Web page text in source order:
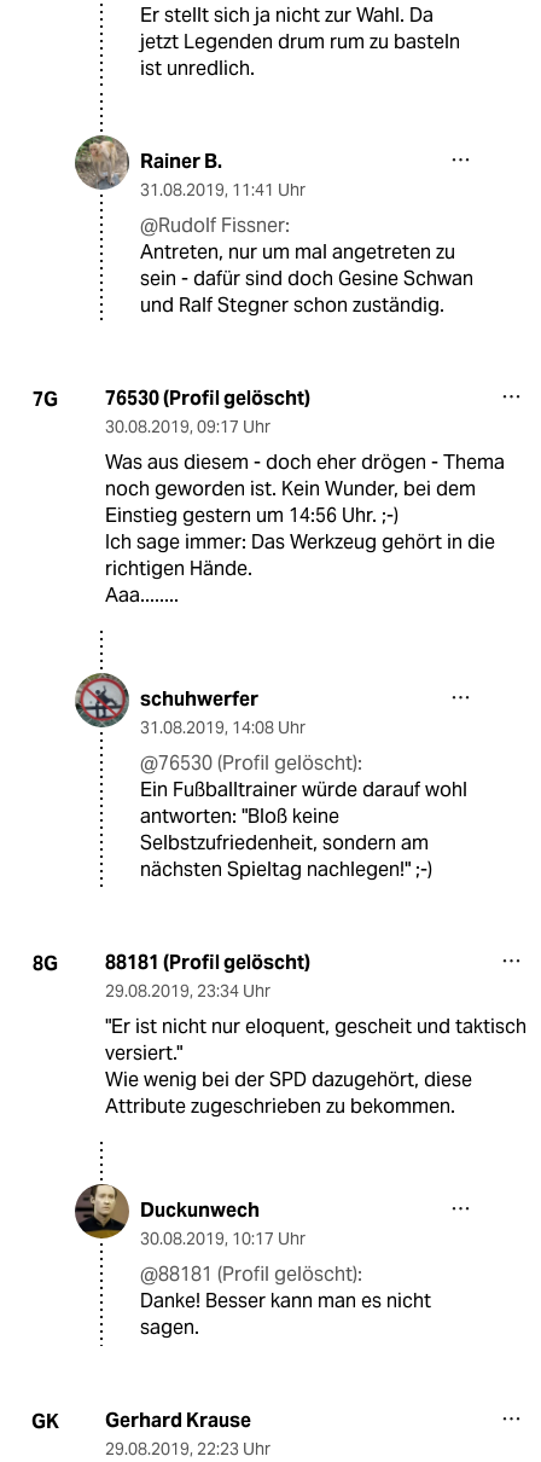
Er stellt sich ja nicht zur Wahl. Da
jetzt Legenden drum rum zu basteln
ist unredlich.
Rainer B.
31.08.2019, 11:41 Uhr
@Rudolf Fissner:
Antreten, nur um mal angetreten zu
sein - dafür sind doch Gesine Schwan
und Ralf Stegner schon zuständig.
7G 76530 (Profil gelöscht)
30.08.2019, 09:17 Uhr
Was aus diesem - doch eher drögen - Thema
noch geworden ist. Kein Wunder, bei dem
Einstieg gestern um 14:56 Uhr. ;-)
Ich sage immer: Das Werkzeug gehört in die
richtigen Hände.
Aaa........
schuhwerfer
31.08.2019, 14:08 Uhr
@76530 (Profil gelöscht):
Ein Fußballtrainer würde darauf wohl
antworten: "Bloß keine
Selbstzufriedenheit, sondern am
nächsten Spieltag nachlegen!" ;-)
8G 88181 (Profil gelöscht)
29.08.2019, 23:34 Uhr
"Er ist nicht nur eloquent, gescheit und taktisch
versiert."
Wie wenig bei der SPD dazugehört, diese
Attribute zugeschrieben zu bekommen.
Duckunwech
30.08.2019, 10:17 Uhr
@88181 (Profil gelöscht):
Danke! Besser kann man es nicht
sagen.
GK Gerhard Krause
29.08.2019, 22:23 Uhr